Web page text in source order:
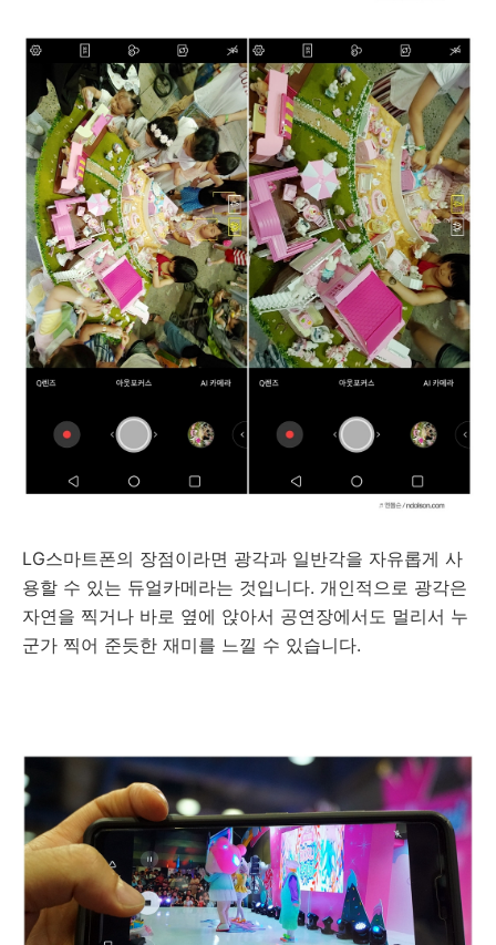
LG스마트폰의 장점이라면 광각과 일반각을 자유롭게 사
용할 수 있는 듀얼카메라는 것입니다. 개인적으로 광각은
자연을 찍거나 바로 옆에 앉아서 공연장에서도 멀리서 누
군가 찍어 준듯한 재미를 느낄 수 있습니다.